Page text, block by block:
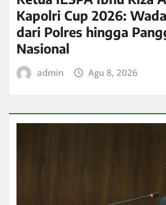
Kapolri Cup 2026:
dari Polres hingga
Nasional
admin Agu 8, 2026